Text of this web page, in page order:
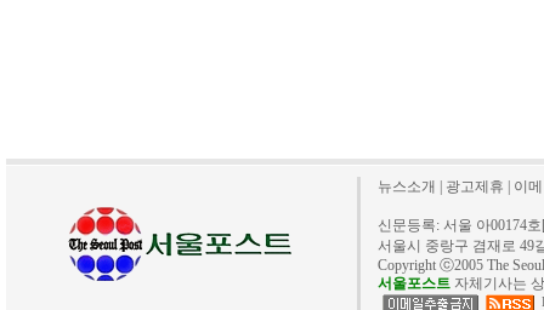
뉴스소개 광고제휴 이
신문등록: 서울 아00174
서울시 중랑구 겸재로 49
Copyright ⓒ2005 The
서울포스트 자체기사는